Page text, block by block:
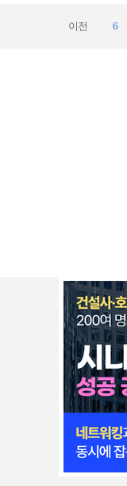
이전 6